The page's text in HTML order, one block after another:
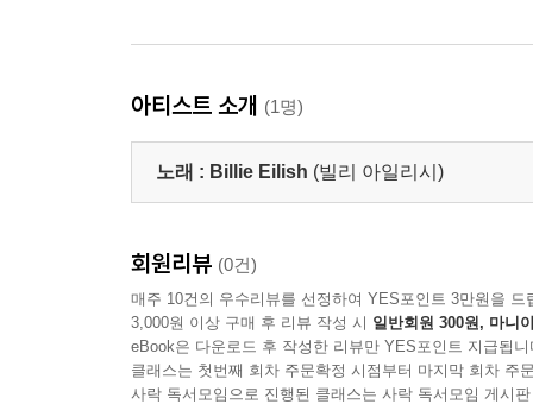
아티스트 소개 (1명)
노래 : Billie Eilish (빌리 아일리시)
회원리뷰 (0건)
매주 10건의 우수리뷰를 선정하여 YES포인트 3만원을 드
3,000원 이상 구매 후 리뷰 작성 시 일반회원 300원, 마니
eBook은 다운로드 후 작성한 리뷰만 YES포인트 지급됩니
클래스는 첫번째 회차 주문확정 시점부터 마지막 회차 주
사락 독서모임으로 진행된 클래스는 사락 독서모임 게시